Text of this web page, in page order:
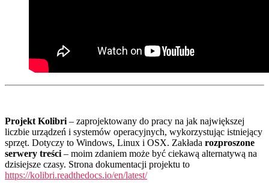
Projekt Kolibri – zaprojektowany do pracy na jak największej
liczbie urządzeń i systemów operacyjnych, wykorzystując istniejący
sprzęt. Dotyczy to Windows, Linux i OSX. Zakłada rozproszone
serwery treści – moim zdaniem może być ciekawą alternatywą na
dzisiejsze czasy. Strona dokumentacji projektu to
https://kolibri.readthedocs.io/en/latest/